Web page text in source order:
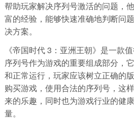
帮助玩家解决序列号激活的问题，
富的经验，能够快速准确地判断问
决方案。
《帝国时代 3：亚洲王朝》是一款
序列号作为游戏的重要组成部分，
和正常运行，玩家应该树立正确的
购买游戏，使用合法的序列号，这
来的乐趣，同时也为游戏行业的健
量。